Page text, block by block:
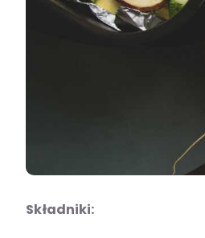
Składniki: